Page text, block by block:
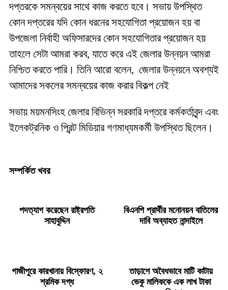
দপ্তরকে সমন্বয়ের সাথে কাজ করতে হবে। সভায় উপস্থিত
কোন দপ্তরের যদি কোন ধরনের সহযোগিতা প্রয়োজন হয় বা
উপজেলা নির্বাহী অফিসারদের কোন সহযোগিতার প্রয়োজন হয়
তাহলে সেটা আমরা করব, যাতে করে এই জেলার উন্নয়ন আমরা
নিশ্চিত করতে পারি। তিনি আরো বলেন, জেলার উন্নয়নে অবশ্যই
আমাদের সকলের সমন্বয়ের কাজ করার বিকল্প নেই
সভায় ময়মনসিংহ জেলার বিভিন্ন সরকারি দপ্তরে কর্মকর্তাবৃন্দ এবং
ইলেকট্রনিক ও প্রিন্ট মিডিয়ার গণমাধ্যমকর্মী উপস্থিত ছিলেন।
সম্পর্কিত খবর
পদত্যাগ করেছেন রাষ্ট্রপতি
সাহাবুদ্দিন
বিএনপি প্রার্থীর মনোনয়ন বাতিলের
দাবি অব্যাহত নান্দাইলে
গাজীপুরে কারখানায় বিস্ফোরণ, ২
শ্রমিক দগ্ধ
তাড়াশে অবৈধভাবে মাটি কাটায়
ভেকু মালিককে এক লাখ টাকা